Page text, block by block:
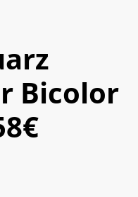
Bicolor